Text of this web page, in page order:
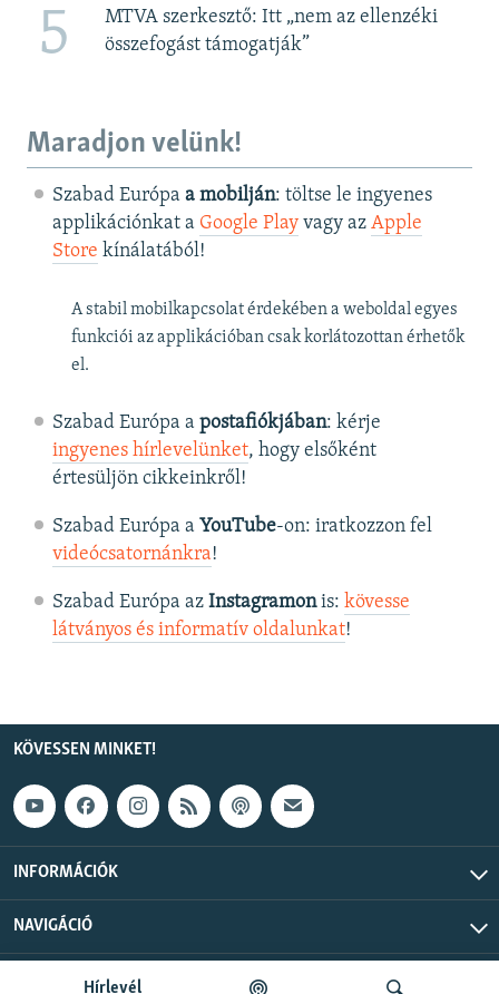
Hírlevél
5
MTVA szerkesztő: Itt „nem az ellenzéki
összefogást támogatják”
Maradjon velünk!
Szabad Európa a mobilján: töltse le ingyenes
applikációnkat a Google Playvagy az Apple
Store kínálatából!
A stabil mobilkapcsolat érdekében a weboldal egyes
funkciói az applikációban csak korlátozottan érhetők
el.
Szabad Európa a postafiókjában: kérje
ingyenes hírlevelünket, hogy elsőként
értesüljön cikkeinkről!
Szabad Európa a YouTube-on: iratkozzon fel
videócsatornánkra!
Szabad Európa az Instagramonis: kövesse
látványos és informatív oldalunkat! ​
KÖVESSEN MINKET!
INFORMÁCIÓK
NAVIGÁCIÓ
Szabad Európa © 2026 RFE/RL, Inc. Minden jog fenntartva.